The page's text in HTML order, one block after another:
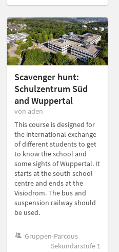
Scavenger hunt:
Schulzentrum Süd
and Wuppertal
von aden
This course is designed for
the international exchange
of different students to get
to know the school and
some sights of Wuppertal. It
starts at the south school
centre and ends at the
Visiodrom. The bus and
suspension railway should
be used.
Gruppen-Parcous
Sekundarstufe 1